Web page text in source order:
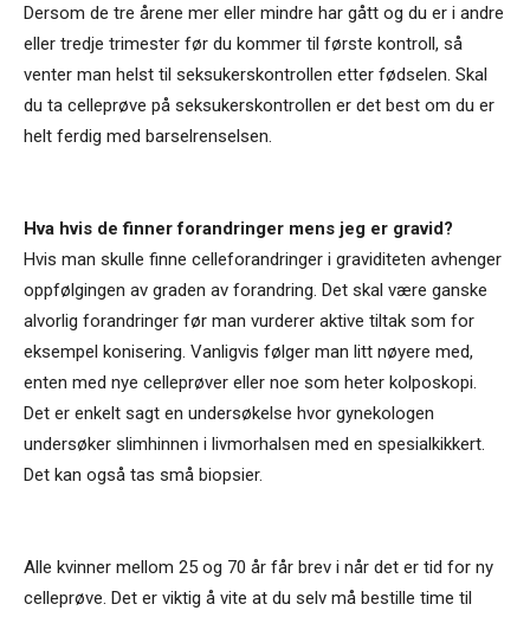
Dersom de tre årene mer eller mindre har gått og du er i andre
eller tredje trimester før du kommer til første kontroll, så
venter man helst til seksukerskontrollen etter fødselen. Skal
du ta celleprøve på seksukerskontrollen er det best om du er
helt ferdig med barselrenselsen.
Hva hvis de finner forandringer mens jeg er gravid?
Hvis man skulle finne celleforandringer i graviditeten avhenger
oppfølgingen av graden av forandring. Det skal være ganske
alvorlig forandringer før man vurderer aktive tiltak som for
eksempel konisering. Vanligvis følger man litt nøyere med,
enten med nye celleprøver eller noe som heter kolposkopi.
Det er enkelt sagt en undersøkelse hvor gynekologen
undersøker slimhinnen i livmorhalsen med en spesialkikkert.
Det kan også tas små biopsier.
Alle kvinner mellom 25 og 70 år får brev i når det er tid for ny
celleprøve. Det er viktig å vite at du selv må bestille time til